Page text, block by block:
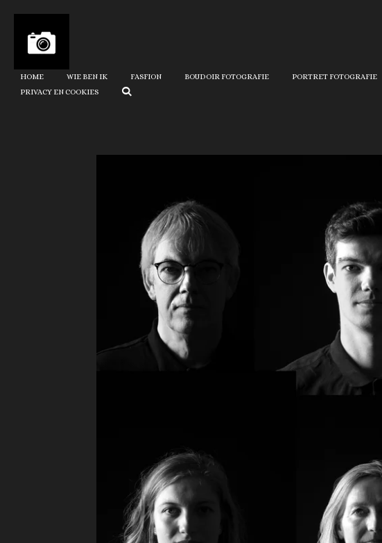
Ga
direct
naar
de
hoofdinhoud
HOME WIE BEN IK FASFION BOUDOIR FOTOGRAFIE PORTRET FOTOGRAFIE
PRIVACY EN COOKIES